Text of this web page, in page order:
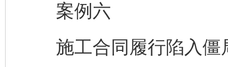
案例六
施工合同履行陷入僵